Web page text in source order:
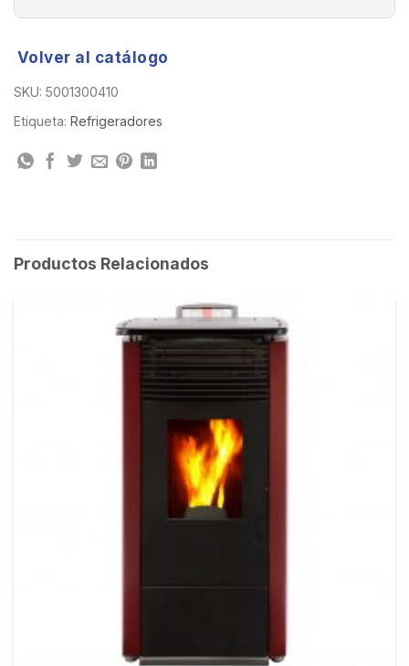
Volver al catálogo
SKU: 5001300410
Etiqueta: Refrigeradores
Productos Relacionados